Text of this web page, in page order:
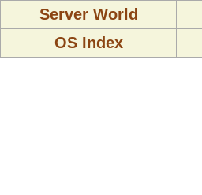
Server World
OS Index